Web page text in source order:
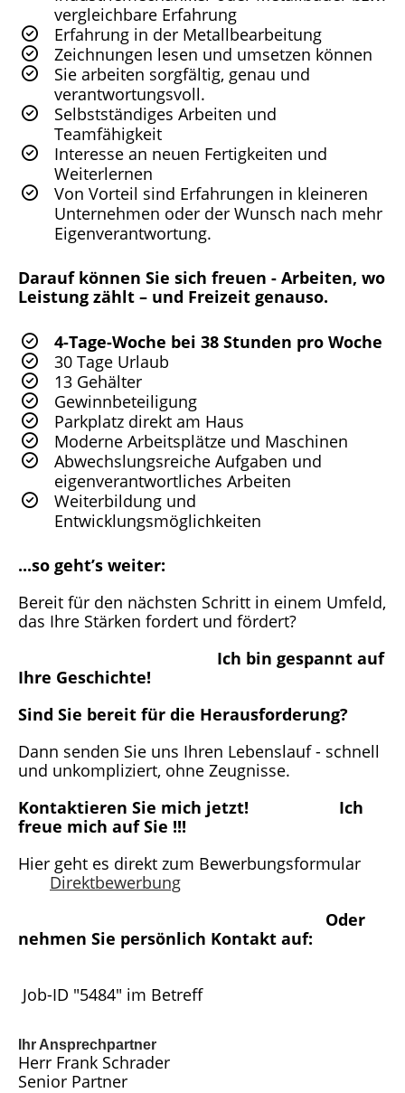
vergleichbare Erfahrung
Erfahrung in der Metallbearbeitung
Zeichnungen lesen und umsetzen können
Sie arbeiten sorgfältig, genau und
verantwortungsvoll.
Selbstständiges Arbeiten und
Teamfähigkeit
Interesse an neuen Fertigkeiten und
Weiterlernen
Von Vorteil sind Erfahrungen in kleineren
Unternehmen oder der Wunsch nach mehr
Eigenverantwortung.
Darauf können Sie sich freuen - Arbeiten, wo
Leistung zählt – und Freizeit genauso.
4-Tage-Woche bei 38 Stunden pro Woche
30 Tage Urlaub
13 Gehälter
Gewinnbeteiligung
Parkplatz direkt am Haus
Moderne Arbeitsplätze und Maschinen
Abwechslungsreiche Aufgaben und
eigenverantwortliches Arbeiten
Weiterbildung und
Entwicklungsmöglichkeiten
...so geht’s weiter:
Bereit für den nächsten Schritt in einem Umfeld,
das Ihre Stärken fordert und fördert?
Ich bin gespannt auf
Ihre Geschichte!
Sind Sie bereit für die Herausforderung?
Dann senden Sie uns Ihren Lebenslauf - schnell
und unkompliziert, ohne Zeugnisse.
Kontaktieren Sie mich jetzt! Ich
freue mich auf Sie !!!
Hier geht es direkt zum Bewerbungsformular
Direktbewerbung
Oder
nehmen Sie persönlich Kontakt auf:
Job-ID "5484" im Betreff
Ihr Ansprechpartner
Herr Frank Schrader
Senior Partner